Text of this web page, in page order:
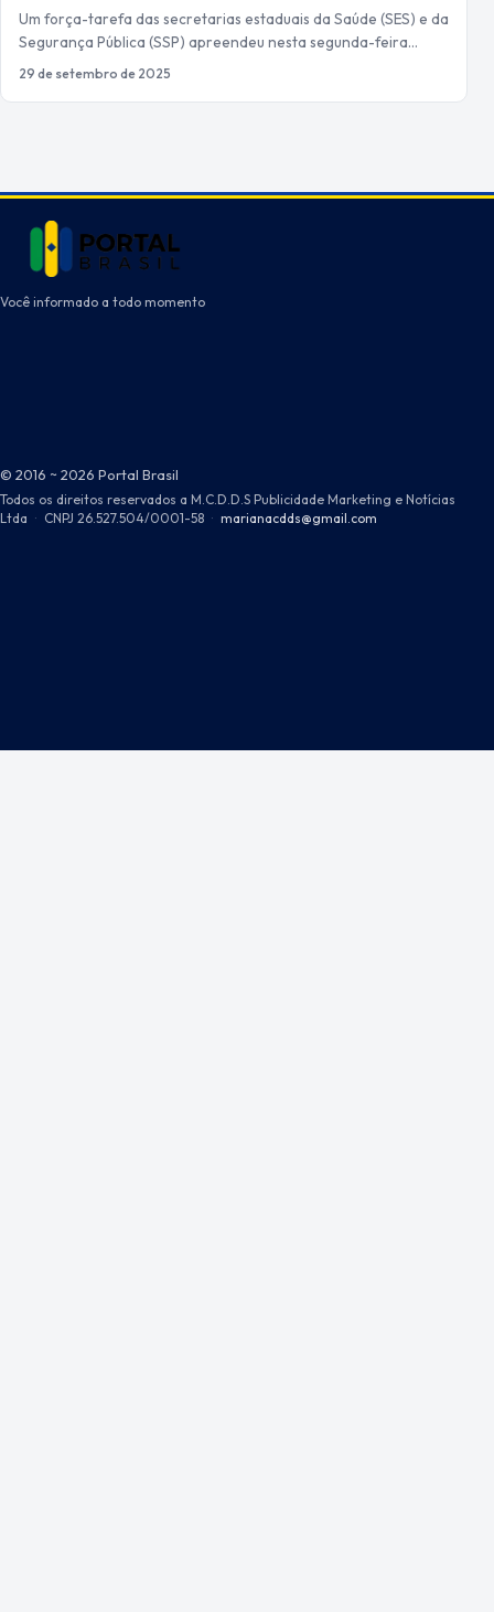
Um força-tarefa das secretarias estaduais da Saúde (SES) e da
Segurança Pública (SSP) apreendeu nesta segunda-feira…
29 de setembro de 2025
Você informado a todo momento
© 2016 ~ 2026 Portal Brasil
Todos os direitos reservados a M.C.D.D.S Publicidade Marketing e Notícias
Ltda · CNPJ 26.527.504/0001-58 · marianacdds@gmail.com